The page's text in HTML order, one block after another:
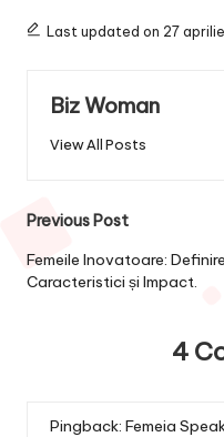
Last updated on 27
Biz Woman
View All Posts
Post
navigation
Previous Post
Femeile Inovatoare:
Caracteristici și Impact.
4
Pingback: Femeia